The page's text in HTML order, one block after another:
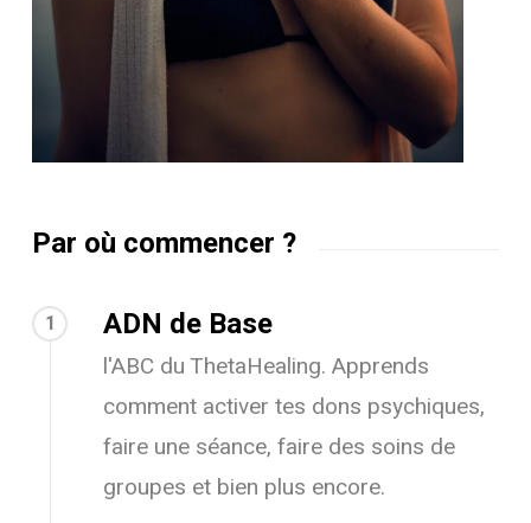
Par où commencer ?
1
ADN de Base
l'ABC du ThetaHealing. Apprends
comment activer tes dons psychiques,
faire une séance, faire des soins de
groupes et bien plus encore.